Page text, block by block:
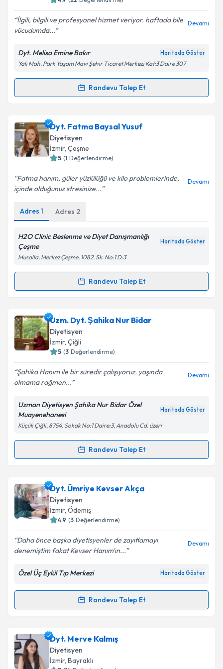
Kişisel verilerimin işlenmesine ilişkin
Aydınlatma
Metni'ni okudum ve kişisel verilerimin belirtilen
kapsamda işlenmesini kabul ediyorum.
İlgili, bilgili ve profesyonel hizmet veriyor. haftada bile
vücudumda...
Devamı
Dyt. Melisa Emine Bakır Haritada Göster
Yalı Mah. Park Yaşam Mavi Şehir Ticaret Merkezi Kat:3 Daire 307
Randevu Talep Et
Randevu Takvimi Talebi
Dyt. Melisa Emine Bakıriçin randevu takvimi talebi
oluşturun. Size bu uzmandan randevu almanız için bir
takvim hazırlandığında e-posta ile bilgilendireceğiz.
Kişisel verilerimin işlenmesine ilişkin
Metni'ni okudum ve kişisel verilerimin belirtilen
kapsamda işlenmesini kabul ediyorum.
Dyt. Fatma Baysal Yusuf
Diyetisyen
İzmir, Çeşme
5 (1 Değerlendirme)
Fatma hanım, güler yüzlülüğü ve kilo problemlerinde,
içinde olduğunuz stresinize...
Devamı
Adres 1 Adres 2
H2O Clinic Beslenme ve Diyet Danışmanlığı
Çeşme
Haritada Göster
Musalla, Merkez Çeşme, 1082. Sk. No:1 D:3
Randevu Talep Et
Randevu Takvimi Talebi
Dyt. Fatma Baysal Yusufiçin randevu takvimi talebi
oluşturun. Size bu uzmandan randevu almanız için bir
takvim hazırlandığında e-posta ile bilgilendireceğiz.
Kişisel verilerimin işlenmesine ilişkin
Aydınlatma
Metni'ni okudum ve kişisel verilerimin belirtilen
kapsamda işlenmesini kabul ediyorum.
Takvim Talebini Gönder
Uzm. Dyt. Şahika Nur Bidar
Diyetisyen
İzmir, Çiğli
5 (3 Değerlendirme)
Şahika Hanım ile bir süredir çalışıyoruz. yaşında
olmama rağmen...
Devamı
Uzman Diyetisyen Şahika Nur Bidar Özel
Muayenehanesi
Haritada Göster
Küçük Çiğli, 8754. Sokak No:1 Daire:3, Anadolu Cd. üzeri
Randevu Talep Et
Randevu Takvimi Talebi
Uzm. Dyt. Şahika Nur Bidariçin randevu takvimi
talebi oluşturun. Size bu uzmandan randevu almanız
için bir takvim hazırlandığında e-posta ile
bilgilendireceğiz.
E-posta Adresiniz
'ni okudum ve kişisel verilerimin belirtilen
kapsamda işlenmesini kabul ediyorum.
Takvim Talebini Gönder
Dyt. Ümriye Kevser Akça
Diyetisyen
İzmir, Ödemiş
4.9 (3 Değerlendirme)
Daha önce başka diyetisyenler de zayıflamayı
denemiştim fakat Kevser Hanım'ın...
Devamı
Özel Üç Eylül Tıp Merkezi Haritada Göster
Randevu Talep Et
Randevu Takvimi Talebi
Dyt. Ümriye Kevser Akça
oluşturun. Size bu uzmandan randevu almanız için bir
takvim hazırlandığında e-posta ile bilgilendireceğiz.
Dyt. Merve Kalmış
Diyetisyen
İzmir, Bayraklı